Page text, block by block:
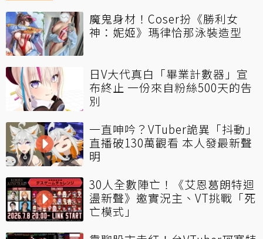
魔鬼身材！Coser扮《勝利女
神：妮姬》瑪律恰那泳裝造型
日V大代真白「畢業計數器」宣
布終止 一份來自粉絲500天的告
別
一直呻吟？VTuber詭異「抖動」
直播破130萬觀看 本人發最新聲
明
30人全數陣亡！《艾恩葛朗特迴
盪新聲》邀實況主、VT挑戰「死
亡模式」